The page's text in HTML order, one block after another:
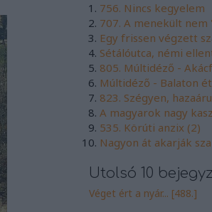
756. Nincs kegyelem
707. A menekült nem
Egy frissen végzett
Sétálóutca, némi
805. Múltidéző -
Múltidéző - Balaton
823. Szégyen,
A magyarok nagy
535. Körúti anzix (2)
Nagyon át akarják
Utolsó 10
Véget ért a nyár... [488.]